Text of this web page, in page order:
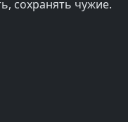
сохранять чужие.